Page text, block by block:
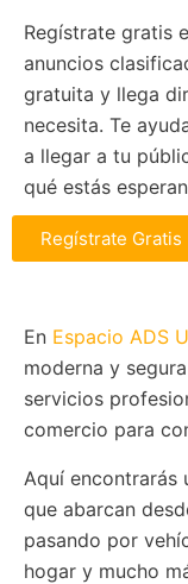
Regístrate gratis
anuncios
gratuita y llega
necesita. Te
a llegar a tu
qué estás
Regístrate Gratis
En Espacio ADS
moderna y
servicios
comercio para
Aquí encontrarás
que abarcan
pasando por
hogar y mucho